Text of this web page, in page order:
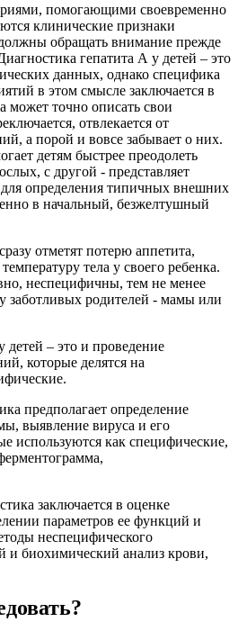
помогающими своевременно
клинические признаки
обращать внимание прежде
гепатита А у детей – это
данных, однако специфика
в этом смысле заключается в
может точно описать свои
отвлекается от
а порой и вовсе забывает о них.
детям быстрее преодолеть
с другой - представляет
определения типичных внешних
в начальный, безжелтушный
отметят потерю аппетита,
тела у своего ребенка.
неспецифичны, тем не менее
заботливых родителей - мамы или
детей – это и проведение
которые делятся на
предполагает определение
выявление вируса и его
используются как специфические,
заключается в оценке
параметров ее функций и
неспецифического
и биохимический анализ крови,